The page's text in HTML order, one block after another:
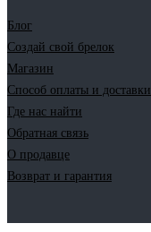
Блог
Создай свой брелок
Магазин
Способ оплаты и доставки
Где нас найти
Обратная связь
О продавце
Возврат и гарантия